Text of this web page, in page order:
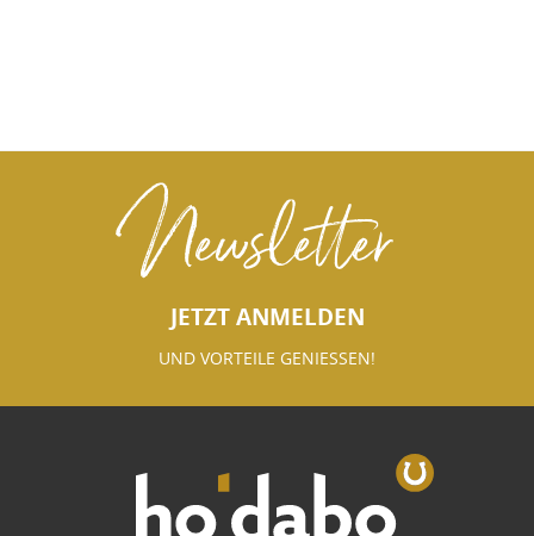
Newsletter
JETZT ANMELDEN
UND VORTEILE GENIESSEN!